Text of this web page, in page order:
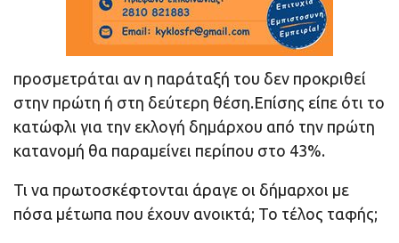
προσμετράται αν η παράταξή του δεν προκριθεί
στην πρώτη ή στη δεύτερη θέση.Επίσης είπε ότι το
κατώφλι για την εκλογή δημάρχου από την πρώτη
κατανομή θα παραμείνει περίπου στο 43%.
Τι να πρωτοσκέφτονται άραγε οι δήμαρχοι με
πόσα μέτωπα που έχουν ανοικτά; Το τέλος ταφής;